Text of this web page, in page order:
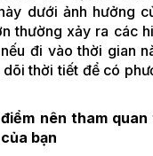
dưới ảnh hưởng
thường xảy ra các
đi vào thời gian
thời tiết để có
nên tham
bạn